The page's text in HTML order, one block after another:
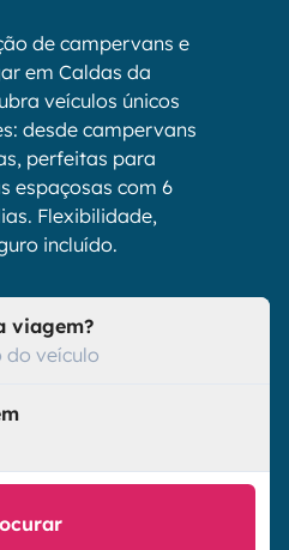
de campervans e
em Caldas da
veículos únicos
desde campervans
perfeitas para
espaçosas com 6
Flexibilidade,
incluído.
viagem?
do veículo